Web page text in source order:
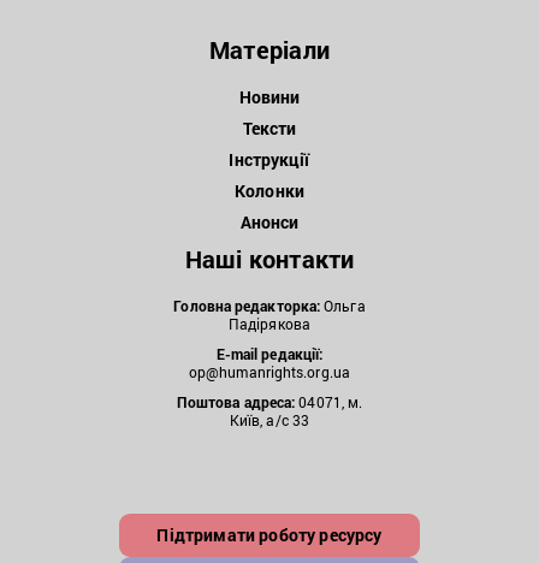
Матеріали
Новини
Тексти
Інструкції
Колонки
Анонси
Наші контакти
Головна редакторка:Ольга
Падірякова
E-mail редакції:
op@humanrights.org.ua
Поштова адреса:04071, м.
Київ, а/с 33
Підтримати роботу ресурсу